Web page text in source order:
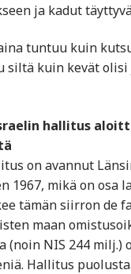
ja kadut
tuntuu kuin
siltä kuin kevät
hallitus
on avannut
1967, mikä on
tämän siirron de
maan
(noin NIS 244
Hallitus